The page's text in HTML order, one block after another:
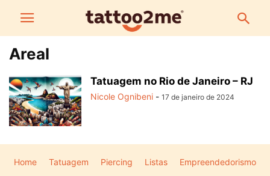
Areal
Tatuagem no Rio de Janeiro – RJ
Nicole Ognibeni - 17 de janeiro de 2024
Home Tatuagem Piercing Listas Empreendedorismo